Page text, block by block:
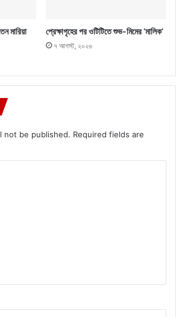
মারিয়া
প্রেক্ষাগৃহের পর ওটিটিতে শুভ-মিমের ‘মালিক’
৭ আগস্ট, ২০২৬
not be published. Required fields are